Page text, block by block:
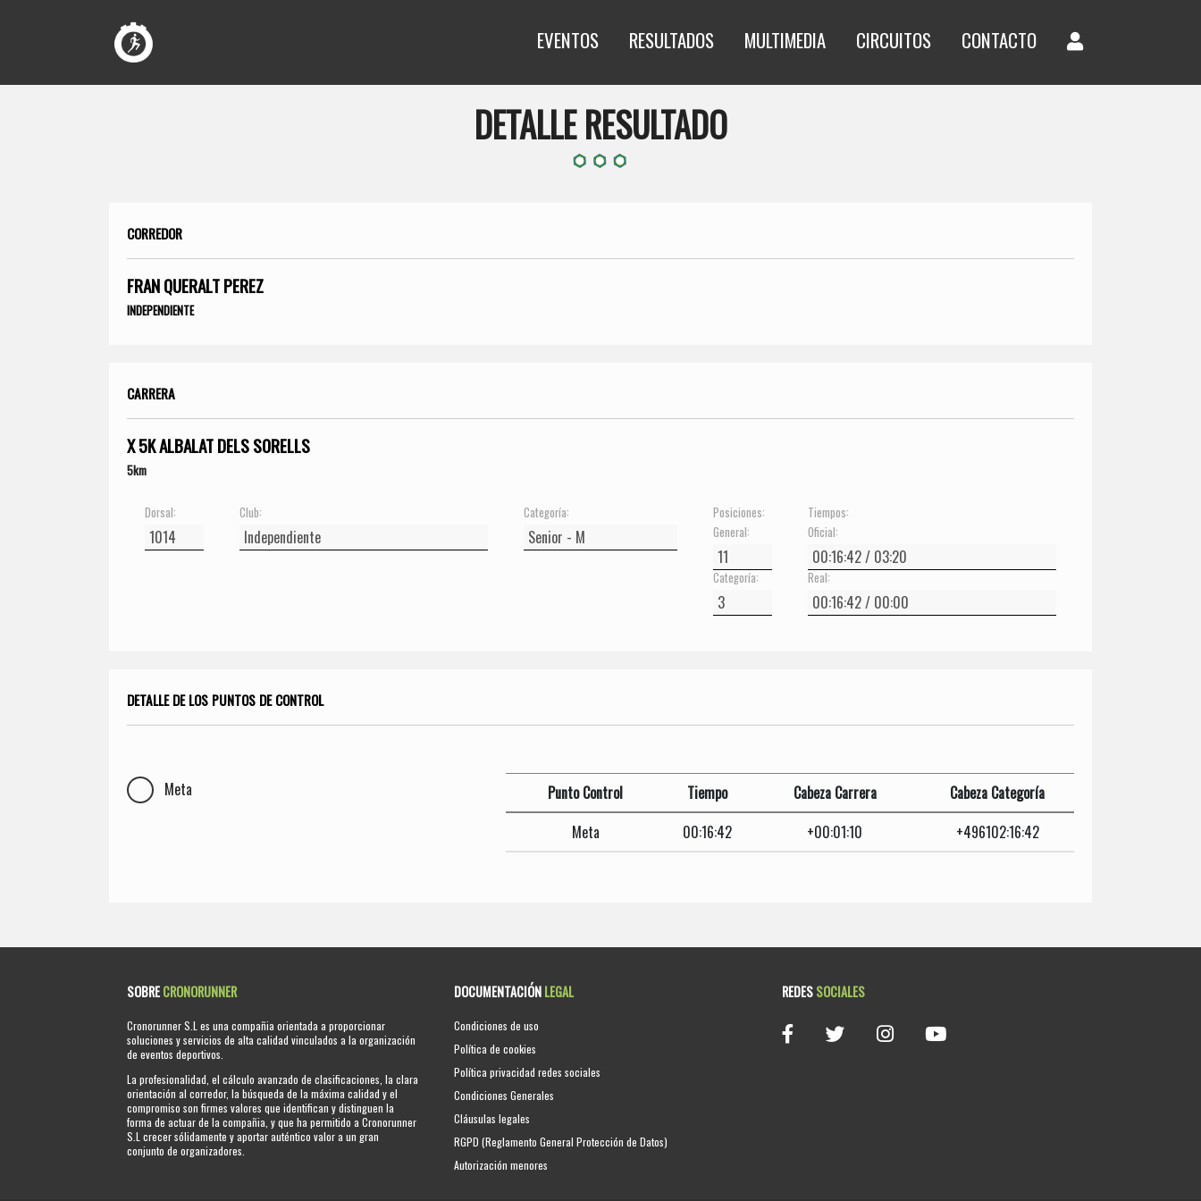
EVENTOS RESULTADOS MULTIMEDIA CIRCUITOS CONTACTO
DETALLE RESULTADO
CORREDOR
FRAN QUERALT PEREZ
INDEPENDIENTE
CARRERA
X 5K ALBALAT DELS SORELLS
5km
Dorsal: Club: Categoría:
Posiciones:
General:
Categoría:
Tiempos:
Oficial:
Real:
DETALLE DE LOS PUNTOS DE CONTROL
Meta Punto Control Tiempo Cabeza Carrera
Cabeza Categoría
Meta
00:16:42 +00:01:10 +496102:16:42
SOBRECRONORUNNER
Cronorunner S.L es una compañia orientada a proporcionar
soluciones y servicios de alta calidad vinculados a la organización
de eventos deportivos.
La profesionalidad, el cálculo avanzado de clasificaciones, la clara
orientación al corredor, la búsqueda de la máxima calidad y el
compromiso son firmes valores que identifican y distinguen la
forma de actuar de la compañia, y que ha permitido a Cronorunner
S.L crecer sólidamente y aportar auténtico valor a un gran
conjunto de organizadores.
DOCUMENTACIÓNLEGAL
Condiciones de uso
Política de cookies
Política privacidad redes sociales
Condiciones Generales
Cláusulas legales
RGPD (Reglamento General Protección de Datos)
Autorización menores
REDESSOCIALES